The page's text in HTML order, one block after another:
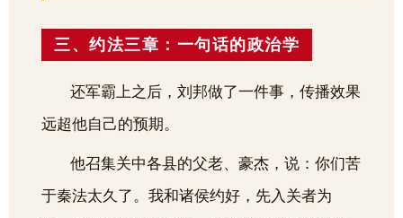
三、约法三章：一句话的政治学
还军霸上之后，刘邦做了一件事，传播效果
远超他自己的预期。
他召集关中各县的父老、豪杰，说：你们苦
于秦法太久了。我和诸侯约好，先入关者为